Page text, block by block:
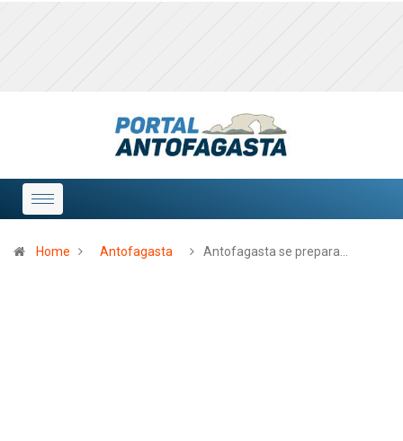
Home Antofagasta Antofagasta se prepara…